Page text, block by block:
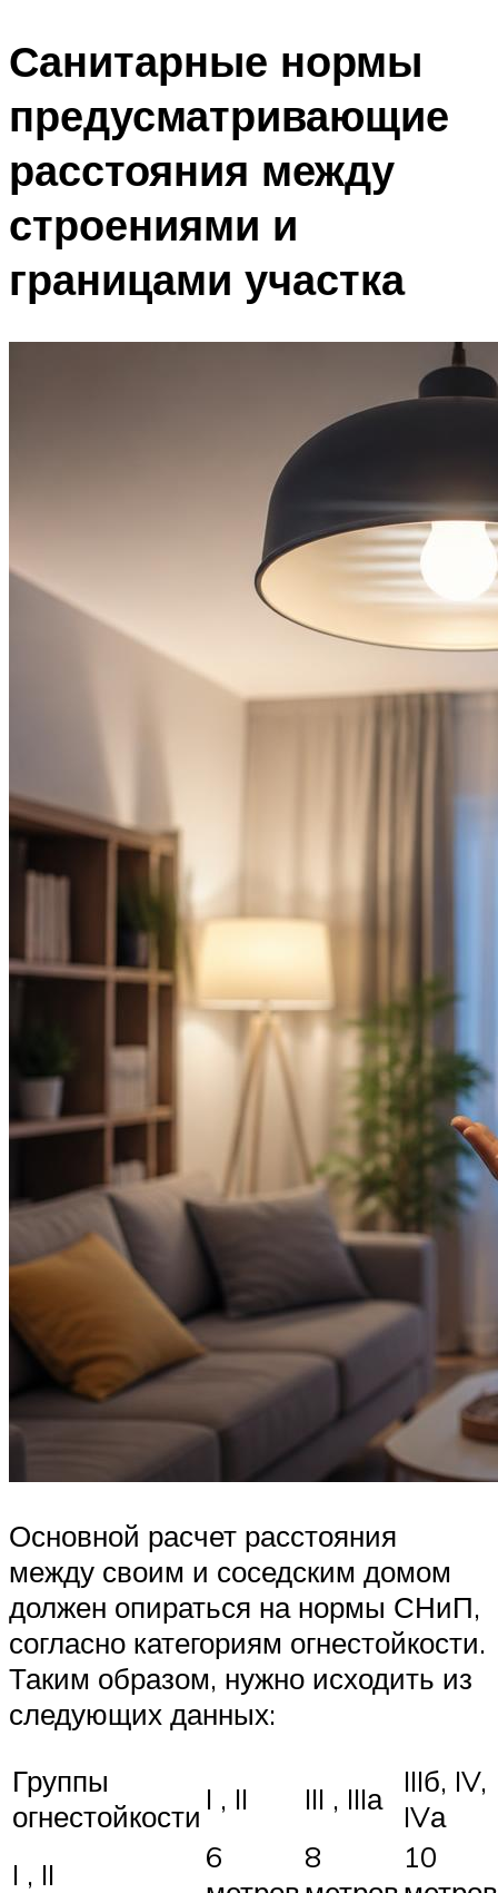
Санитарные нормы
предусматривающие
расстояния между
строениями и
границами участка
Основной расчет расстояния
между своим и соседским домом
должен опираться на нормы СНиП,
согласно категориям огнестойкости.
Таким образом, нужно исходить из
следующих данных:
Группы
огнестойкости I , II III , IIIа
IIIб, IV,
IVа
I , II
6
8
10